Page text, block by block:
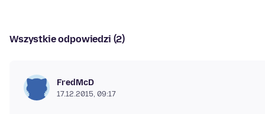
Wszystkie odpowiedzi (2)
FredMcD
17.12.2015, 09:17